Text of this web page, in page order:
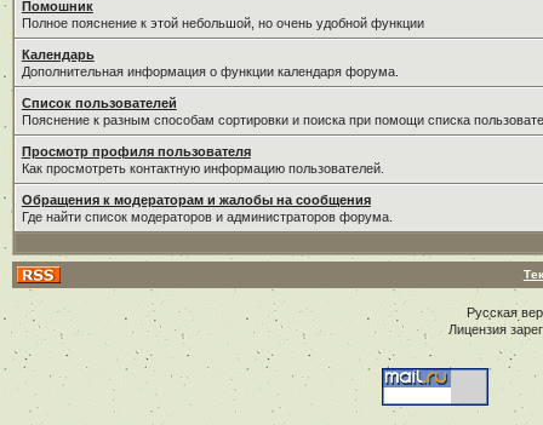
Помошник
Полное пояснение к этой небольшой, но очень удобной функции
Календарь
Дополнительная информация о функции календаря форума.
Список пользователей
Пояснение к разным способам сортировки и поиска при помощи списка
Просмотр профиля пользователя
Как просмотреть контактную информацию пользователей.
Обращения к модераторам и жалобы на сообщения
Где найти список модераторов и администраторов форума.
Русская
Лицензия